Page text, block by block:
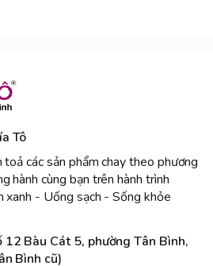
Tô
toả các sản phẩm chay theo phương
hành cùng bạn trên hành trình
xanh - Uống sạch - Sống khỏe
12 Bàu Cát 5, phường Tân Bình,
Bình cũ)